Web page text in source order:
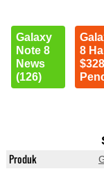
Galaxy
Note 8
News
(126)
8
Produk